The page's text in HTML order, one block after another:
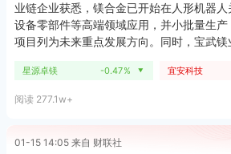
业链企业获悉，镁合金已开始在人形机器
设备零部件等高端领域应用，并小批量生
项目列为未来重点发展方向。同时，宝武
星源卓镁 -0.47% ▼ 宜安科技
阅读 277.1w+
01-15 14:05 来自 财联社